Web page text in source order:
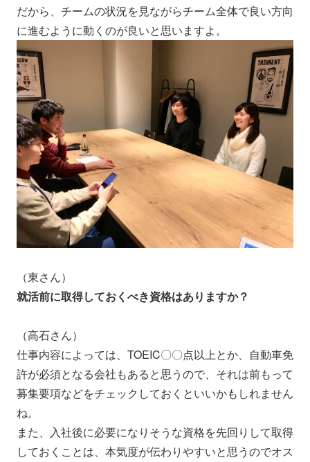
だから、チームの状況を見ながらチーム全体で良い方向
に進むように動くのが良いと思いますよ。
（東さん）
就活前に取得しておくべき資格はありますか？
（高石さん）
仕事内容によっては、TOEIC〇〇点以上とか、自動車免
許が必須となる会社もあると思うので、それは前もって
募集要項などをチェックしておくといいかもしれません
ね。
また、入社後に必要になりそうな資格を先回りして取得
しておくことは、本気度が伝わりやすいと思うのでオス